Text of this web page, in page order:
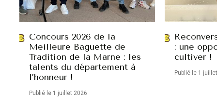
Concours 2026 de la
Meilleure Baguette de
Tradition de la Marne : les
talents du département à
l’honneur !
Publié le 1 juillet 2026
: une
cultiver !
Publié le 1